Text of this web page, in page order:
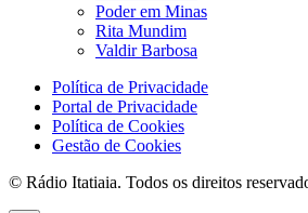
Poder em Minas
Rita Mundim
Valdir Barbosa
Política de Privacidade
Portal de Privacidade
Política de Cookies
Gestão de Cookies
© Rádio Itatiaia. Todos os direitos